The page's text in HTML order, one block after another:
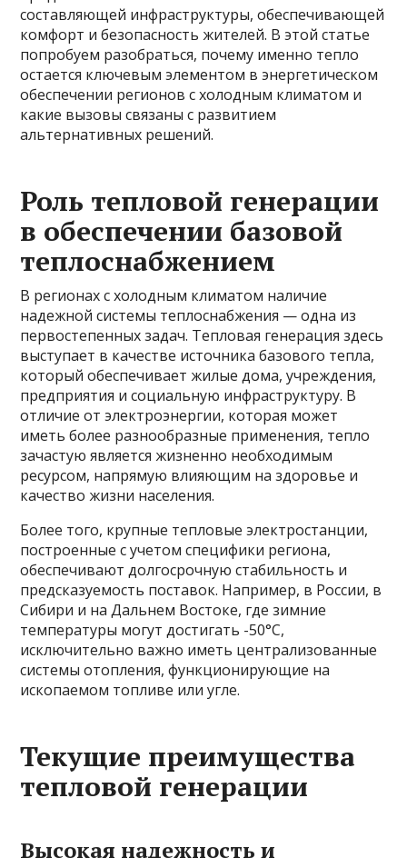
составляющей инфраструктуры, обеспечивающей
комфорт и безопасность жителей. В этой статье
попробуем разобраться, почему именно тепло
остается ключевым элементом в энергетическом
обеспечении регионов с холодным климатом и
какие вызовы связаны с развитием
альтернативных решений.
Роль тепловой генерации
в обеспечении базовой
теплоснабжением
В регионах с холодным климатом наличие
надежной системы теплоснабжения — одна из
первостепенных задач. Тепловая генерация здесь
выступает в качестве источника базового тепла,
который обеспечивает жилые дома, учреждения,
предприятия и социальную инфраструктуру. В
отличие от электроэнергии, которая может
иметь более разнообразные применения, тепло
зачастую является жизненно необходимым
ресурсом, напрямую влияющим на здоровье и
качество жизни населения.
Более того, крупные тепловые электростанции,
построенные с учетом специфики региона,
обеспечивают долгосрочную стабильность и
предсказуемость поставок. Например, в России, в
Сибири и на Дальнем Востоке, где зимние
температуры могут достигать -50°C,
исключительно важно иметь централизованные
системы отопления, функционирующие на
ископаемом топливе или угле.
Текущие преимущества
тепловой генерации
Высокая надежность и